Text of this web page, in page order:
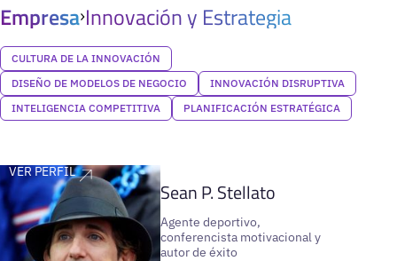
Empresa Innovación y Estrategia
CULTURA DE LA INNOVACIÓN
DISEÑO DE MODELOS DE NEGOCIO
INNOVACIÓN DISRUPTIVA
INTELIGENCIA COMPETITIVA
PLANIFICACIÓN ESTRATÉGICA
VER PERFIL
Sean P. Stellato
Agente deportivo,
conferencista motivacional y
autor de éxito